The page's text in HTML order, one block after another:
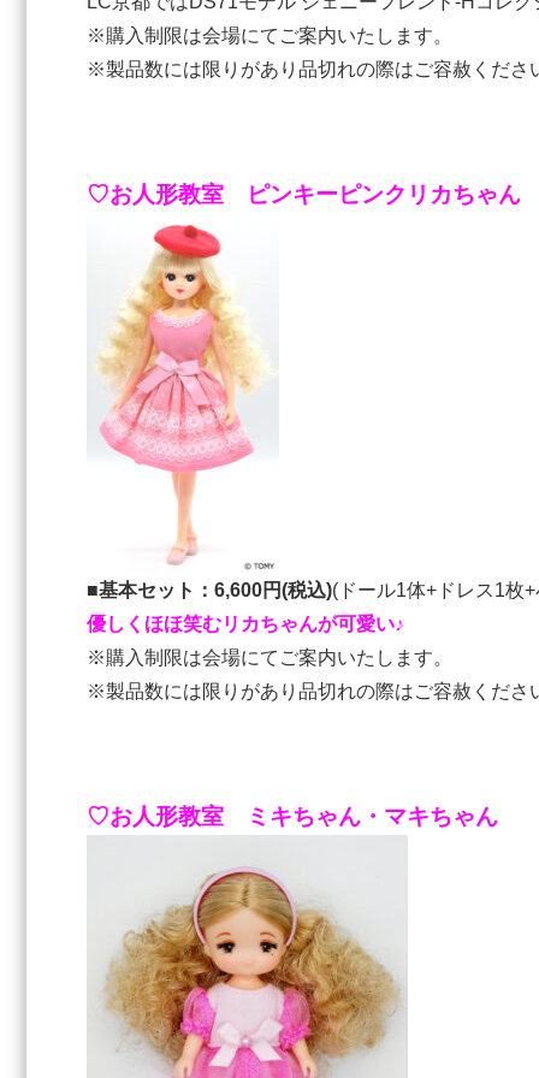
※購入制限は会場にてご案内いたします。
※製品数には限りがあり品切れの際はご容赦くださ
♡お人形教室 ピンキーピンクリカちゃん
■基本セット：6,600円(税込)(ドール1体+ドレス1枚
優しくほほ笑むリカちゃんが可愛い♪
※購入制限は会場にてご案内いたします。
※製品数には限りがあり品切れの際はご容赦くださ
♡お人形教室 ミキちゃん・マキちゃん